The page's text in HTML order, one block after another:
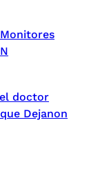
doctor
Dejanon